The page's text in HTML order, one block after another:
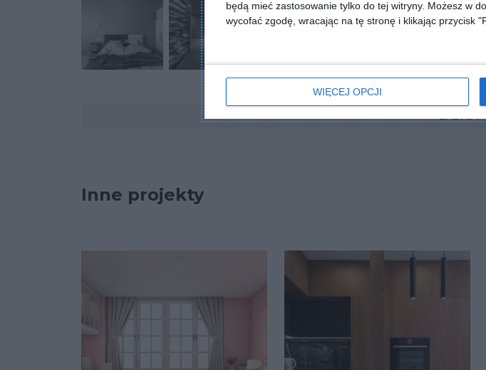
będą mieć zastosowanie tylko do tej witryny. Możesz w
wycofać zgodę, wracając na tę stronę i klikając przycisk
WIĘCEJ OPCJI
Inne projekty